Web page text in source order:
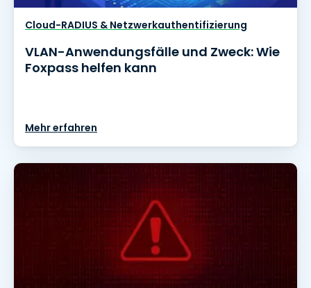
Cloud-RADIUS & Netzwerkauthentifizierung
VLAN-Anwendungsfälle und Zweck: Wie
Foxpass helfen kann
Mehr erfahren